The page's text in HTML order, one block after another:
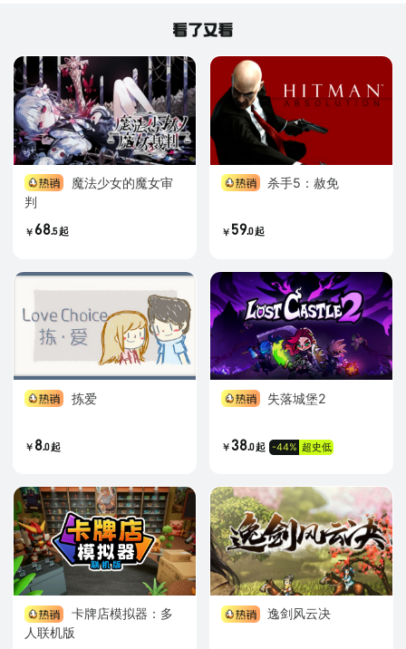
判
￥68.5起
杀手5：赦免
￥ 59.0起
拣爱
￥ 8.0起
失落城堡2
￥ 38.0起 -44% 超史低
卡牌店模拟器：多
人联机版
逸剑风云决